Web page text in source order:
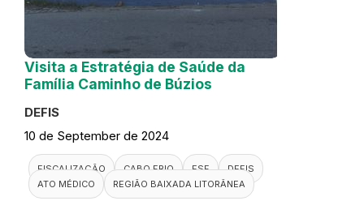
Visita a Estratégia de Saúde da
Família Caminho de Búzios
DEFIS
10 de September de 2024
FISCALIZAÇÃO CABO FRIO ESF
DEFIS
ATO MÉDICO
REGIÃO BAIXADA LITORÂNEA